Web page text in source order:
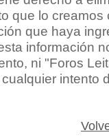
que lo
que haya
información
ni "Foros
intento